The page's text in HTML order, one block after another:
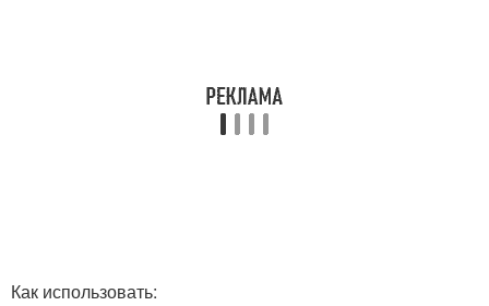
Как использовать: